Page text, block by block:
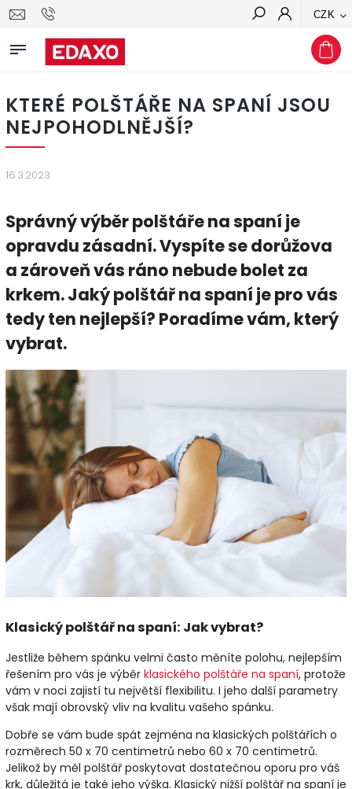
CZK
Hledat
KTERÉ POLŠTÁŘE NA SPANÍ JSOU
NEJPOHODLNĚJŠÍ?
16.3.2023
Správný výběr polštáře na spaní je
opravdu zásadní. Vyspíte se dorůžova
a zároveň vás ráno nebude bolet za
krkem. Jaký polštář na spaní je pro vás
tedy ten nejlepší? Poradíme vám, který
vybrat.
Klasický polštář na spaní: Jak vybrat?
Jestliže během spánku velmi často měníte polohu, nejlepším
řešením pro vás je výběr klasického polštáře na spaní, protože
vám v noci zajistí tu největší flexibilitu. I jeho další parametry
však mají obrovský vliv na kvalitu vašeho spánku.
Dobře se vám bude spát zejména na klasických polštářích o
rozměrech 50 x 70 centimetrů nebo 60 x 70 centimetrů.
Jelikož by měl polštář poskytovat dostatečnou oporu pro váš
krk, důležitá je také jeho výška. Klasický nižší polštář na spaní je